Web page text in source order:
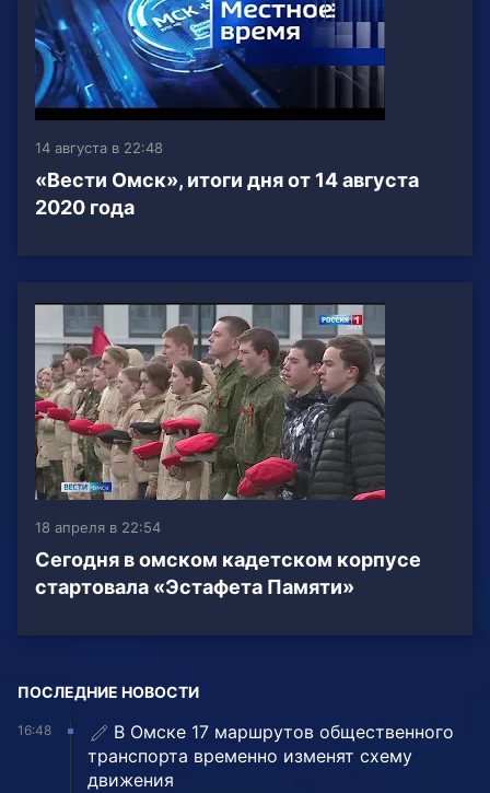
14 августа в 22:48
«Вести Омск», итоги дня от 14 августа
2020 года
18 апреля в 22:54
Сегодня в омском кадетском корпусе
стартовала «Эстафета Памяти»
ПОСЛЕДНИЕ НОВОСТИ
16:48
В Омске 17 маршрутов общественного
транспорта временно изменят схему
движения